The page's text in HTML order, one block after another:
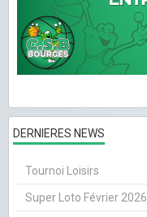
DERNIERES NEWS
Tournoi Loisirs
Super Loto Février 2026